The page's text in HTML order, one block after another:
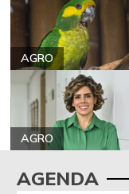
AGRO
AGRO
AGENDA